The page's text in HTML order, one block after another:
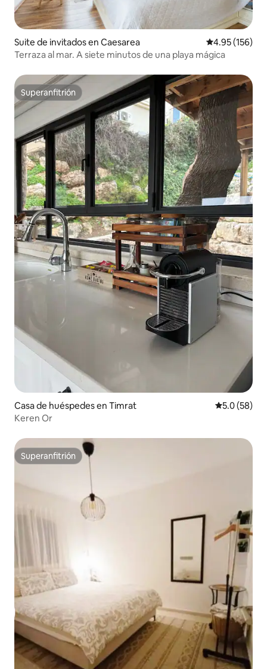
Suite de invitados en Caesarea Calificación
4.95 (156)
Terraza al mar. A siete minutos de una playa mágica
Superanfitrión
Superanfitrión
Casa de huéspedes en Timrat Calificación
5.0 (58)
Keren Or
Superanfitrión
Superanfitrión